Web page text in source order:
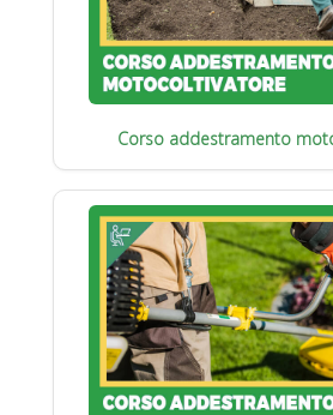
Corso addestramento